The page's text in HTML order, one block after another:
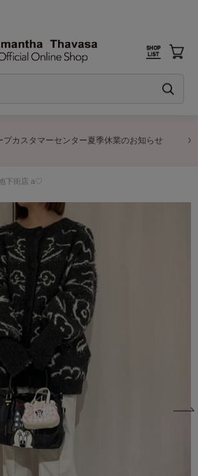
カスタマーセンター夏季休業のお知らせ
下街店 a♡